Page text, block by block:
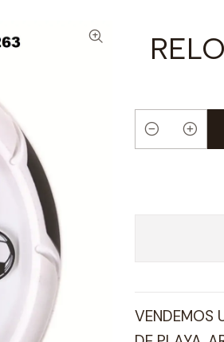
Cantidad
VENDEMOS